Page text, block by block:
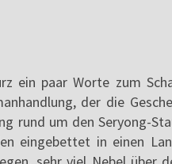
ein paar Worte zum
der die
rund um den Seryong-
eingebettet in einen